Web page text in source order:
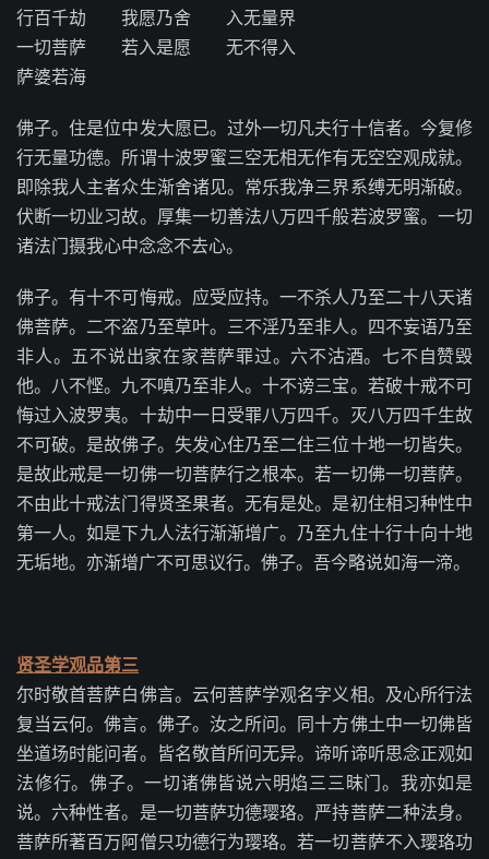
行百千劫 我愿乃舍 入无量界
一切菩萨 若入是愿 无不得入
萨婆若海
佛子。住是位中发大愿已。过外一切凡夫行十信者。今复修
行无量功德。所谓十波罗蜜三空无相无作有无空空观成就。
即除我人主者众生渐舍诸见。常乐我净三界系缚无明渐破。
伏断一切业习故。厚集一切善法八万四千般若波罗蜜。一切
诸法门摄我心中念念不去心。
佛子。有十不可悔戒。应受应持。一不杀人乃至二十八天诸
佛菩萨。二不盗乃至草叶。三不淫乃至非人。四不妄语乃至
非人。五不说出家在家菩萨罪过。六不沽酒。七不自赞毁
他。八不悭。九不嗔乃至非人。十不谤三宝。若破十戒不可
悔过入波罗夷。十劫中一日受罪八万四千。灭八万四千生故
不可破。是故佛子。失发心住乃至二住三位十地一切皆失。
是故此戒是一切佛一切菩萨行之根本。若一切佛一切菩萨。
不由此十戒法门得贤圣果者。无有是处。是初住相习种性中
第一人。如是下九人法行渐渐增广。乃至九住十行十向十地
无垢地。亦渐增广不可思议行。佛子。吾今略说如海一渧。
贤圣学观品第三
尔时敬首菩萨白佛言。云何菩萨学观名字义相。及心所行法
复当云何。佛言。佛子。汝之所问。同十方佛土中一切佛皆
坐道场时能问者。皆名敬首所问无异。谛听谛听思念正观如
法修行。佛子。一切诸佛皆说六明焰三三昧门。我亦如是
说。六种性者。是一切菩萨功德璎珞。严持菩萨二种法身。
菩萨所著百万阿僧只功德行为璎珞。若一切菩萨不入璎珞功